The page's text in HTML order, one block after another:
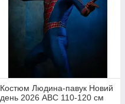
Костюм Людина-павук Новий
день 2026 ABC 110-120 см